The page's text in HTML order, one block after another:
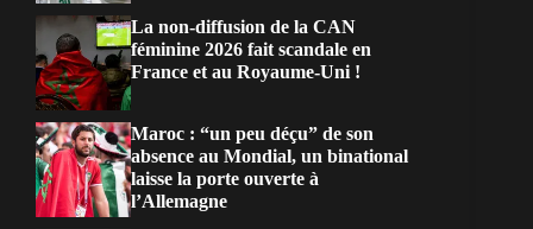
La non-diffusion de la CAN
féminine 2026 fait scandale en
France et au Royaume-Uni !
Maroc : “un peu déçu” de son
absence au Mondial, un binational
laisse la porte ouverte à
l’Allemagne